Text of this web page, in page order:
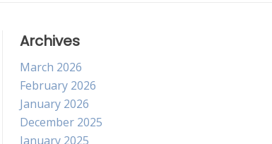
Archives
March 2026
February 2026
January 2026
December 2025
January 2025